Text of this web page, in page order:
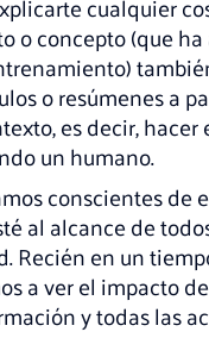
o concepto (que
o resúmenes a
es decir,
un humano.
conscientes de
al alcance de
Recién en un
a ver el impacto
y todas las